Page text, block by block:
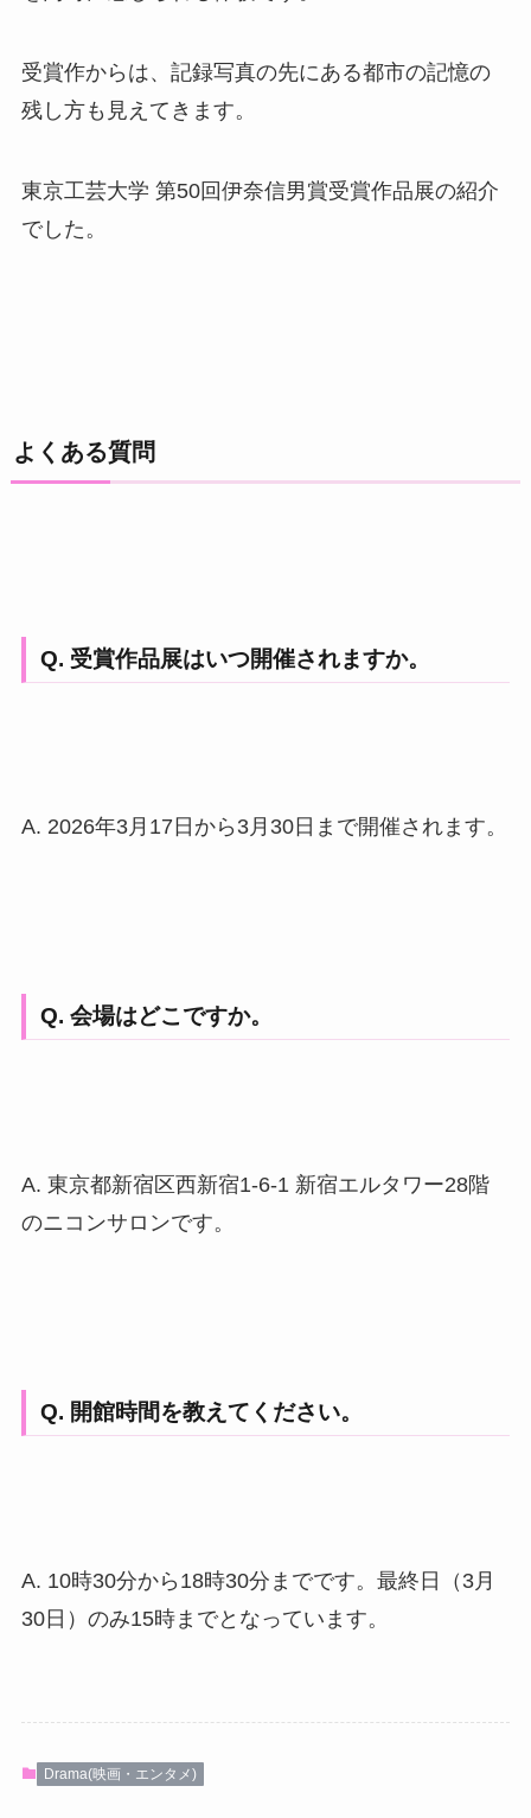
受賞作からは、記録写真の先にある都市の記憶の
残し方も見えてきます。
東京工芸大学 第50回伊奈信男賞受賞作品展の紹介
でした。
よくある質問
Q. 受賞作品展はいつ開催されますか。
A. 2026年3月17日から3月30日まで開催されます。
Q. 会場はどこですか。
A. 東京都新宿区西新宿1-6-1 新宿エルタワー28階
のニコンサロンです。
Q. 開館時間を教えてください。
A. 10時30分から18時30分までです。最終日（3月
30日）のみ15時までとなっています。
Drama(映画・エンタメ)